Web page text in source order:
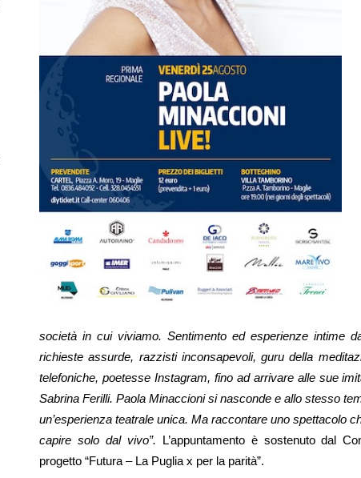
società in cui viviamo. Sentimento ed esperienze intime
richieste assurde, razzisti inconsapevoli, guru della
telefoniche, poetesse Instagram, fino ad arrivare alle sue
Sabrina Ferilli. Paola Minaccioni si nasconde e allo stesso
un’esperienza teatrale unica. Ma raccontare uno spettacolo
capire solo dal vivo”. L’appuntamento è sostenuto dal
progetto “Futura – La Puglia x per la parità”.